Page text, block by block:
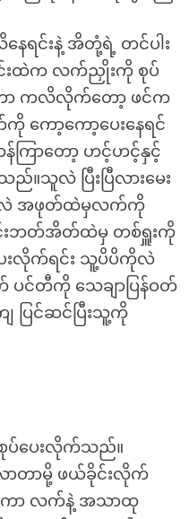
ေရင်းနဲ့ အိတုံ့ရဲ့ တင်ပါး
းထဲက လက်ညှိုးကို စုပ်
ကလိလိုက်တော့ ဖင်က
ကော့ကော့ပေးနေရင်
ကြာတော့ ဟင့်ဟင့်နှင့်
သူလဲ ပြီးပြီလားမေး
သူလဲ အဖုတ်ထဲမှလက်ကို
တ်အိတ်ထဲမှ တစ်ရှူးကို
လိုက်ရင်း သူ့ပိပိကိုလဲ
ပင်တီကို သေချာပြန်ဝတ်
ပြင်ဆင်ပြီးသူ့ကို
စုပ်ပေးလိုက်သည်။
လာတာမို့ ဖယ်ခိုင်းလိုက်
ာ လက်နဲ့ အသာထု